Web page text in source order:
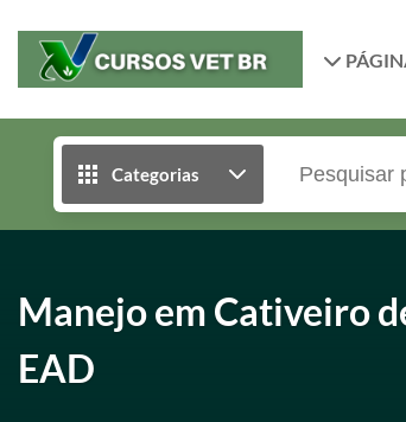
Categorias
Manejo em Cativeiro
EAD